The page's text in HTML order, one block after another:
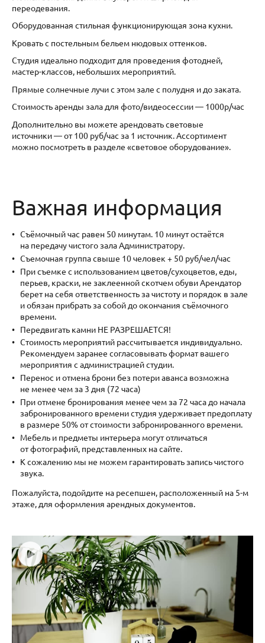
переодевания.
Оборудованная стильная функционирующая зона кухни.
Кровать с постельным бельем нюдовых оттенков.
Студия идеально подходит для проведения фотодней,
мастер-классов, небольших мероприятий.
Прямые солнечные лучи с этом зале с полудня и до заката.
Стоимость аренды зала для фото/видеосессии — 1000р/час
Дополнительно вы можете арендовать световые
источники — от 100 руб/час за 1 источник. Ассортимент
можно посмотреть в разделе «световое оборудование».
Важная информация
Съёмочный час равен 50 минутам. 10 минут остаётся
на передачу чистого зала Администратору.
Съемочная группа свыше 10 человек + 50 руб/чел/час
При съемке с использованием цветов/сухоцветов, еды,
перьев, краски, не заклеенной скотчем обуви Арендатор
берет на себя ответственность за чистоту и порядок в зале
и обязан прибрать за собой до окончания съёмочного
времени.
Передвигать камни НЕ РАЗРЕШАЕТСЯ!
Стоимость мероприятий рассчитывается индивидуально.
Рекомендуем заранее согласовывать формат вашего
мероприятия с администрацией студии.
Перенос и отмена брони без потери аванса возможна
не менее чем за 3 дня (72 часа)
При отмене бронирования менее чем за 72 часа до начала
забронированного времени студия удерживает предоплату
в размере 50% от стоимости забронированного времени.
Мебель и предметы интерьера могут отличаться
от фотографий, представленных на сайте.
К сожалению мы не можем гарантировать запись чистого
звука.
Пожалуйста, подойдите на ресепшен, расположенный на 5-м
этаже, для оформления арендных документов.